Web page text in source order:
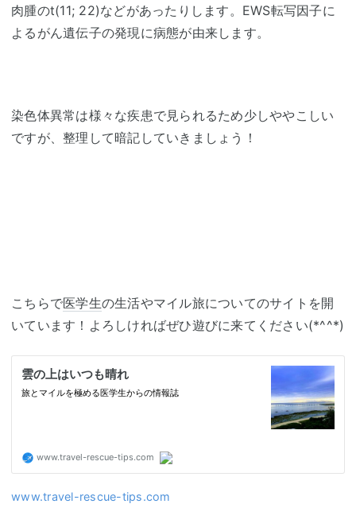
肉腫のt(11; 22)などがあったりします。EWS転写因子に
よるがん遺伝子の発現に病態が由来します。
染色体異常は様々な疾患で見られるため少しややこしい
ですが、整理して暗記していきましょう！
こちらで医学生の生活やマイル旅についてのサイトを開
いています！よろしければぜひ遊びに来てください(*^^*)
www.travel-rescue-tips.com